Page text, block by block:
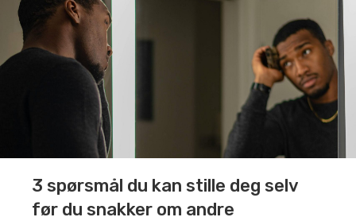
3 spørsmål du kan stille deg selv
før du snakker om andre